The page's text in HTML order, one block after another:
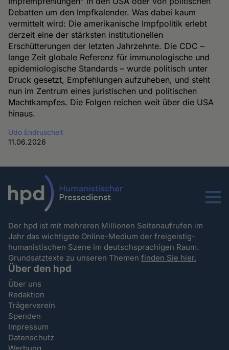
Debatten um den Impfkalender. Was dabei kaum
vermittelt wird: Die amerikanische Impfpolitik erlebt
derzeit eine der stärksten institutionellen
Erschütterungen der letzten Jahrzehnte. Die CDC –
lange Zeit globale Referenz für immunologische und
epidemiologische Standards – wurde politisch unter
Druck gesetzt, Empfehlungen aufzuheben, und steht
nun im Zentrum eines juristischen und politischen
Machtkampfes. Die Folgen reichen weit über die USA
hinaus.
Udo Endruscheit
11.06.2026
Menu
Der hpd ist mit mehreren Millionen Seitenaufrufen im
Jahr das wichtigste Online-Medium der freigeistig-
humanistischen Szene im deutschsprachigen Raum.
Grundsatztexte zu unseren Themenfinden Sie hier.
Über den hpd
Über uns
Redaktion
Trägerverein
Spenden
Impressum
Datenschutz